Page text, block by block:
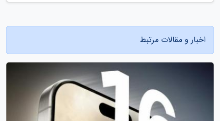
اخبار و مقالات مرتبط